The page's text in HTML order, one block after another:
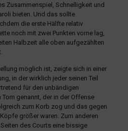
Zusammenspiel, Schnelligkeit und
bieten. Und das sollte
die erste Hälfte relativ
noch mit zwei Punkten vorne lag,
Halbzeit alle oben aufgezählten
möglich ist, zeigte sich in einer
in der wirklich jeder seinen Teil
für den unbändigen
genannt, der in der Offense
zum Korb zog und das gegen
größer waren. Zum anderen
des Courts eine bissige